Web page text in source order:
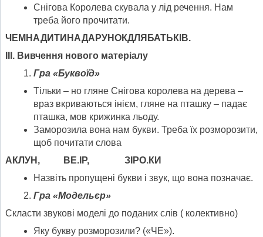
Снігова Королева скувала у лід речення. Нам
треба його прочитати.
ЧЕМНАДИТИНАДАРУНОКДЛЯБАТЬКІВ.
. Вивчення нового матеріалу
Гра «Буквоїд»
Тільки – но гляне Снігова королева на дерева –
враз вкриваються інієм, гляне на пташку – падає
пташка, мов крижинка льоду.
Заморозила вона нам букви. Треба їх розморозити,
щоб почитати слова
АКЛУН, ВЕ.ІР, ЗІРО.КИ
Назвіть пропущені букви і звук, що вона позначає.
Гра «Модельєр»
Скласти звукові моделі до поданих слів ( колективно)
Яку букву розморозили? («ЧЕ»).